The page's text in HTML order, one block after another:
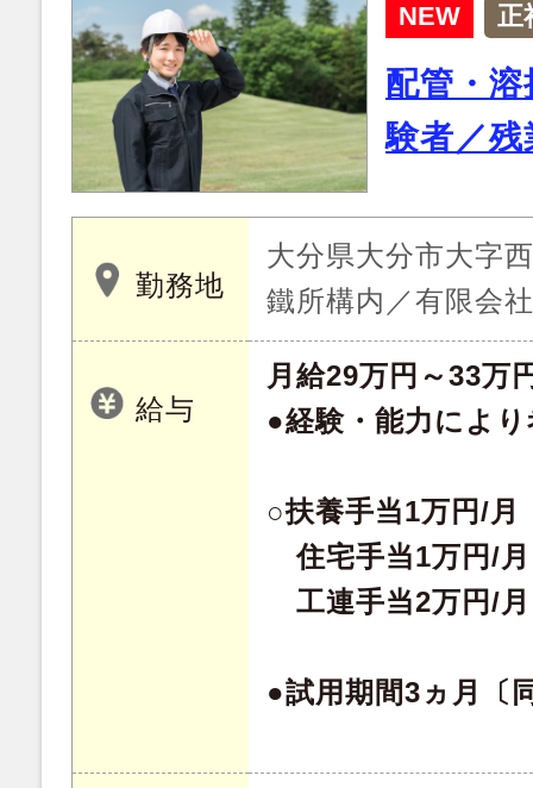
NEW 正
配管・
験者／
勤務地
大分県大分市大字
鐵所構内／有限会
給与
月給29万円～33万
●経験・能力によ
○扶養手当1万円/月
住宅手当1万円/月
工連手当2万円/月
●試用期間3ヵ月〔